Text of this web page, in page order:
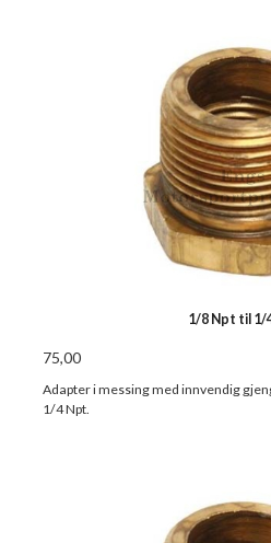
1/8 Npt til 1/
75,00
Adapter i messing med innvendig
1/4 Npt.